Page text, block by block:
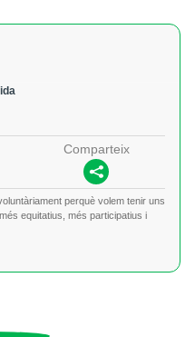
Comparteix
perquè volem tenir uns
equitatius, més participatius i